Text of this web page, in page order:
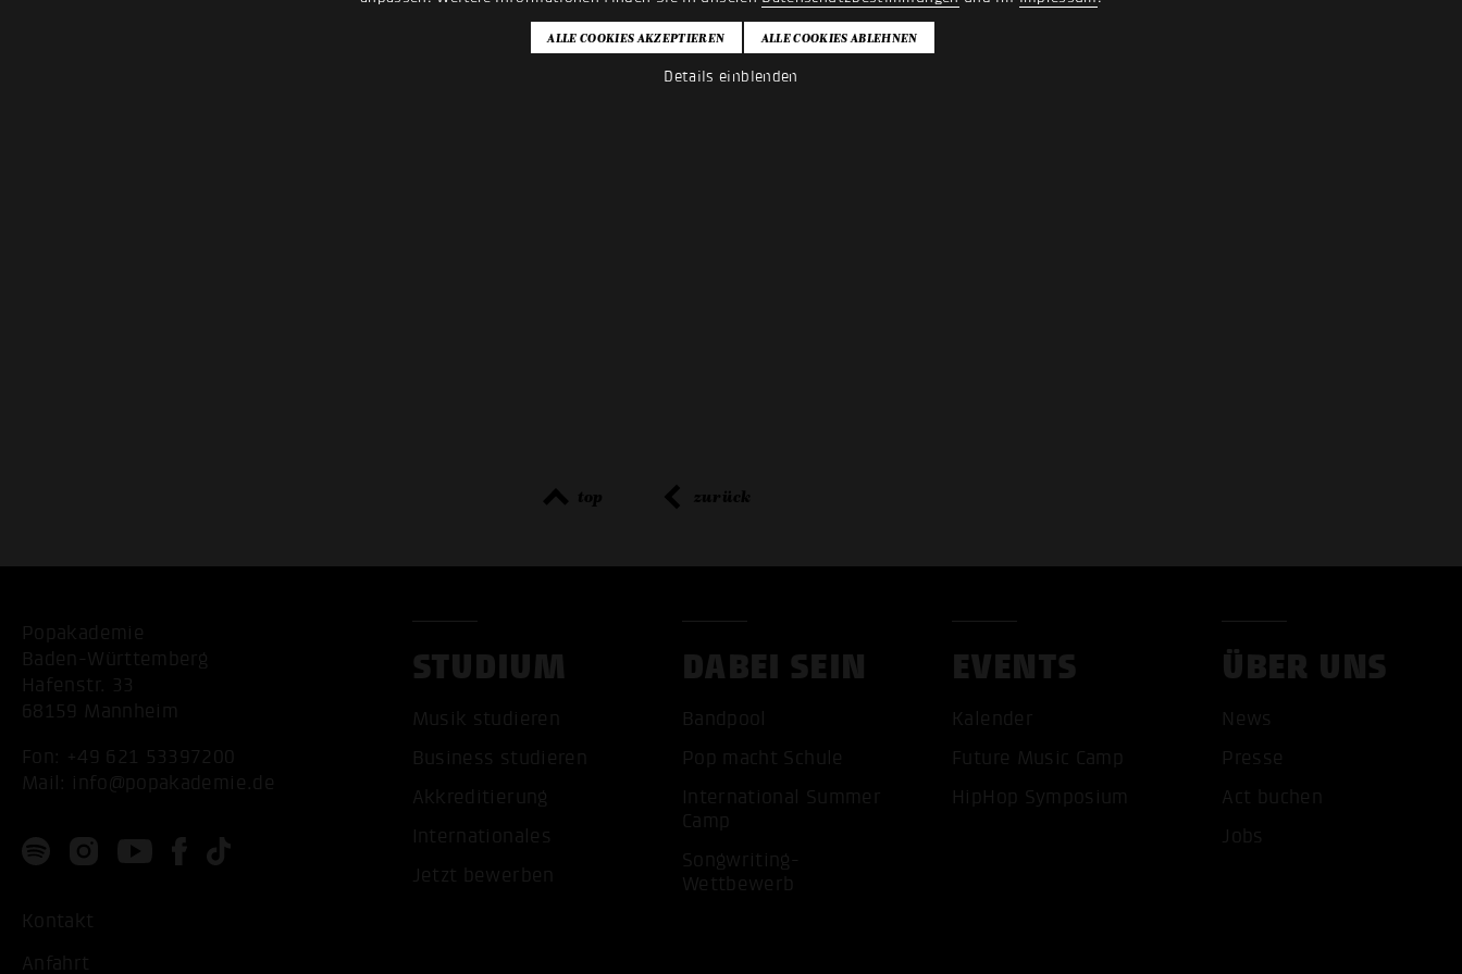
ALLE COOKIES AKZEPTIEREN ALLE COOKIES
Details einblenden
top zurück
Popakademie
Baden-Württemberg
Hafenstr. 33
68159 Mannheim
Fon: +49 621 53397200
Mail: info@popakademie.de
Kontakt
Anfahrt
STUDIUM
Musik studieren
Business studieren
Akkreditierung
Internationales
Jetzt bewerben
DABEI SEIN
Bandpool
Pop macht Schule
International Summer
Camp
Songwriting-
Wettbewerb
EVENTS
Kalender
Future Music Camp
HipHop Symposium
ÜBER UNS
News
Presse
Act buchen
Jobs